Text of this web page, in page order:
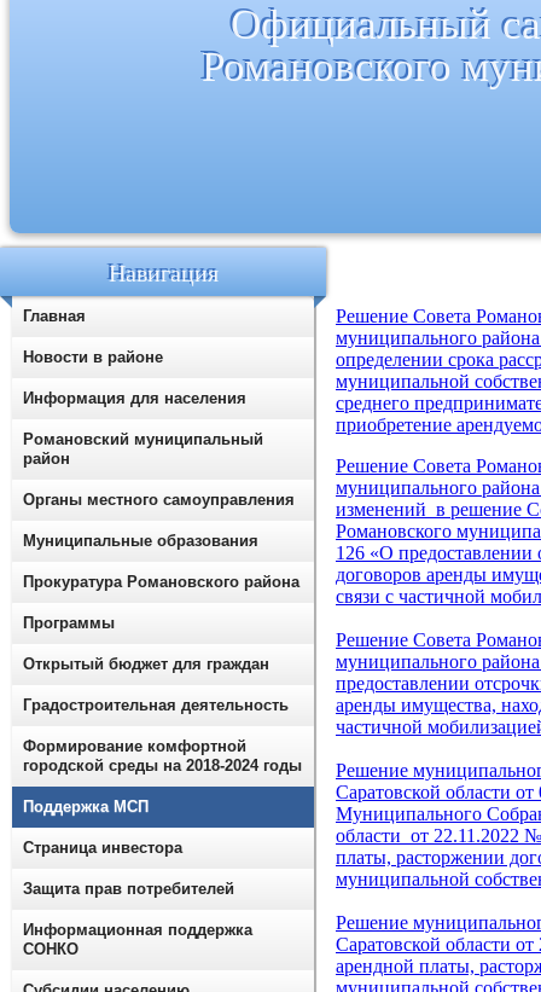
Официальный
Романовского
Решение Совета
муниципального
определении срока
муниципальной
среднего
приобретение
Решение Совета
муниципального
изменений в решение
Романовского
126 «О
договоров аренды
связи с частичной
Решение Совета
муниципального
предоставлении
аренды имущества,
частичной
Решение
Саратовской области
Муниципального
области от 22.11.2022
платы, расторжении
муниципальной
Решение
Саратовской области
арендной платы,
муниципальной
Навигация
Главная
Новости в районе
Информация для населения
Романовский муниципальный
район
Органы местного самоуправления
Муниципальные образования
Прокуратура Романовского района
Программы
Открытый бюджет для граждан
Градостроительная деятельность
Формирование комфортной
городской среды на 2018-2024 годы
Поддержка МСП
Страница инвестора
Защита прав потребителей
Информационная поддержка
СОНКО